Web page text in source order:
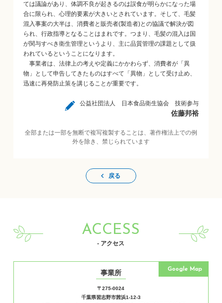
ては議論があり、体調不良が起きるのは誤食が明らかになった場
合に限られ、心理的要素が大きいとされています。そして、毛髪
混入事案の大半は、消費者と販売者(製造者)との協議で解決が図
られ、行政指導となることはまれです。つまり、毛髪の混入は国
が関与すべき衛生管理というより、主に品質管理の課題として扱
われているということになります。
事業者は、法律上の考えや定義にかかわらず、消費者が「異
物」として申告してきたものはすべて「異物」として受け止め、
迅速に再発防止策を講じることが重要です。
公益社団法人 日本食品衛生協会 技術参与
佐藤邦裕
全部または一部を無断で複写複製することは、著作権法上での例
外を除き、禁じられています
戻る
ACCESS
- アクセス
事業所
〒275-0024
千葉県習志野市茜浜1-12-3
Google Map